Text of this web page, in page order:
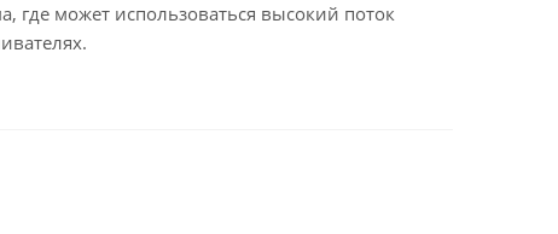
где может использоваться высокий поток